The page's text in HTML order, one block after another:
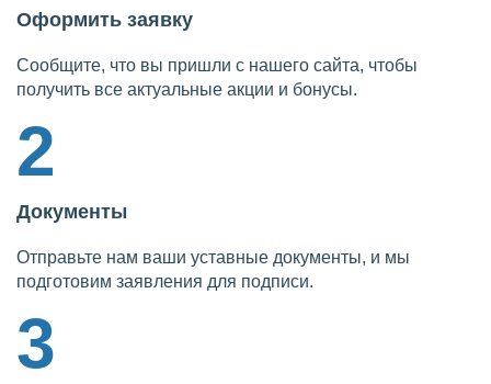
Оформить заявку
Сообщите, что вы пришли с нашего сайта, чтобы
получить все актуальные акции и бонусы.
2
Документы
Отправьте нам ваши уставные документы, и мы
подготовим заявления для подписи.
3